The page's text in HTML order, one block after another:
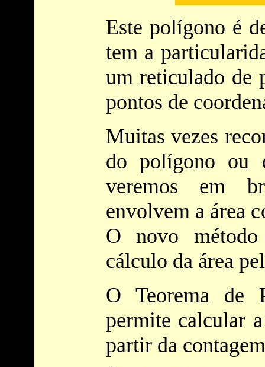
Este polígono é
tem a
um reticulado de
pontos de
Muitas vezes
do polígono ou
veremos em
envolvem a área
O novo método
cálculo da área
O Teorema de
permite calcular
partir da